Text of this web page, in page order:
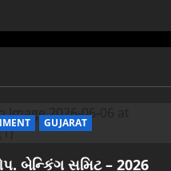
GUJARAT
બેન્કિંગ સમિટ – 2026